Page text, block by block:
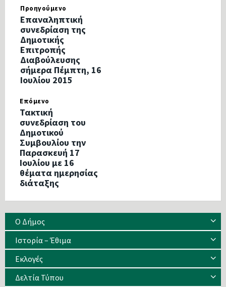
Προηγούμενο
Επαναληπτική
συνεδρίαση της
Δημοτικής
Επιτροπής
Διαβούλευσης
σήμερα Πέμπτη, 16
Ιουλίου 2015
Επόμενο
Τακτική
συνεδρίαση του
Δημοτικού
Συμβουλίου την
Παρασκευή 17
Ιουλίου με 16
θέματα ημερησίας
διάταξης
Ο Δήμος
Ιστορία – Έθιμα
Eκλογές
Δελτία Τύπου